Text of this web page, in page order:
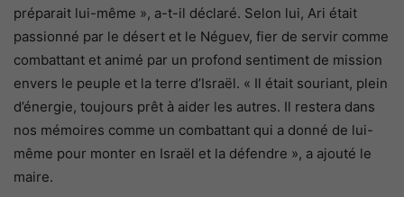
préparait lui-même », a-t-il déclaré. Selon lui, Ari était
passionné par le désert et le Néguev, fier de servir comme
combattant et animé par un profond sentiment de mission
envers le peuple et la terre d’Israël. « Il était souriant, plein
d’énergie, toujours prêt à aider les autres. Il restera dans
nos mémoires comme un combattant qui a donné de lui-
même pour monter en Israël et la défendre », a ajouté le
maire.